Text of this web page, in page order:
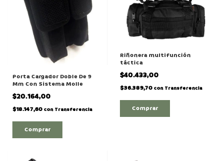
Porta Cargador Doble De 9
Mm Con Sistema Molle
$20.164,00
$18.147,60 con Transferencia
Comprar
Riñonera multifunción
táctica
$40.433,00
$36.389,70 con Transferencia
Comprar